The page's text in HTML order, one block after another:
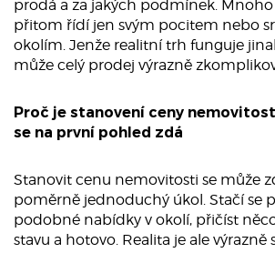
prodá a za jakých podmínek.
přitom řídí jen svým pocitem nebo
okolím. Jenže realitní trh funguje
může celý prodej výrazně
Proč je stanovení ceny
se na první pohled zdá
Stanovit cenu nemovitosti se může
poměrně jednoduchý úkol. Stačí se
podobné nabídky v okolí, přičíst
stavu a hotovo. Realita je ale výrazně